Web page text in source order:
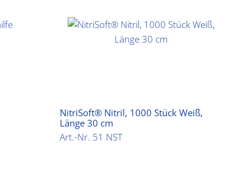
NitriSoft® Nitril, 1000 Stück Weiß,
Länge 30 cm
Art.-Nr. 51 NST